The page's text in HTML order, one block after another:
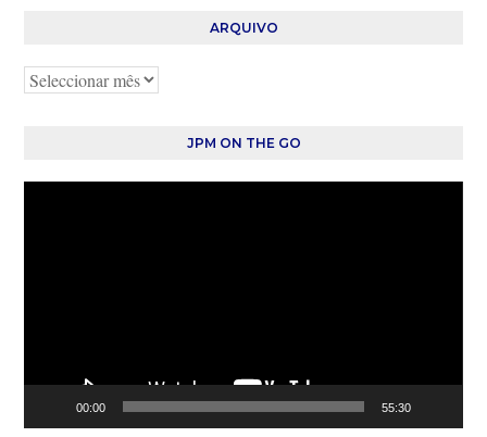
ARQUIVO
Arquivo
JPM ON THE GO
00:00 55:30